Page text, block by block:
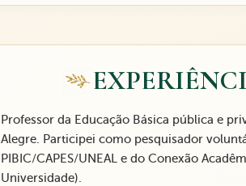
Professor da Educação Básica pública e
Alegre. Participei como pesquisador
PIBIC/CAPES/UNEAL e do Conexão
Universidade).